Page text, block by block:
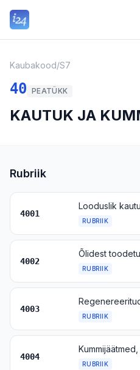
Kaubakood/S7
40 PEATÜKK
KAUTUK JA
Rubriik
4001
RUBRIIK
4002
RUBRIIK
4003
RUBRIIK
4004
RUBRIIK